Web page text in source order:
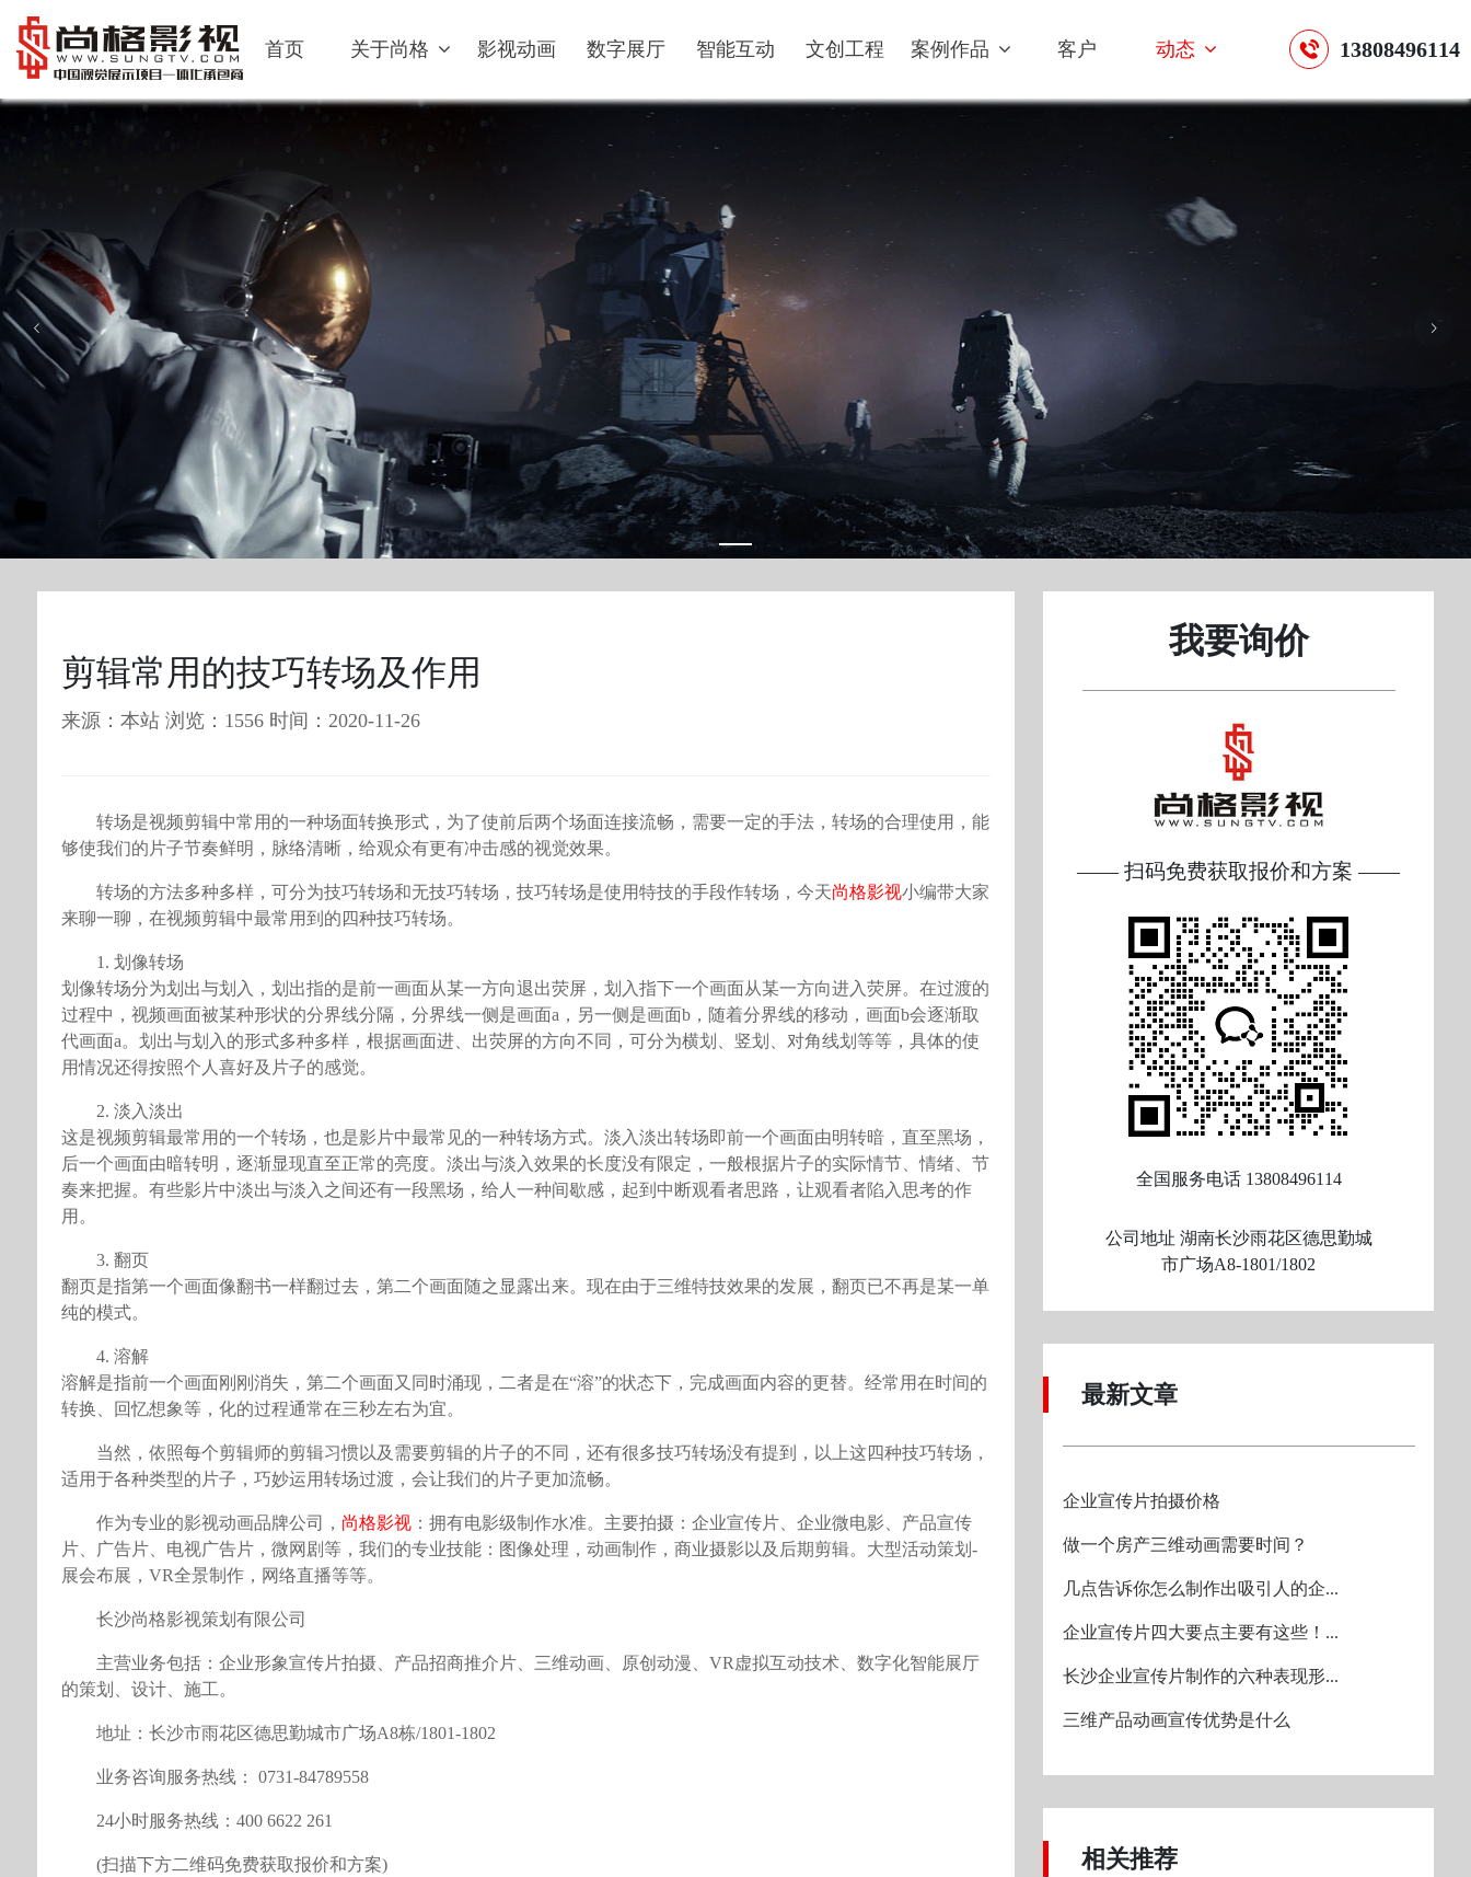
首页 关于尚格 影视动画 数字展厅 智能互动 文创工程 案例作品 客户 动态 13808496114
剪辑常用的技巧转场及作用
来源：本站 浏览：1556 时间：2020-11-26
转场是视频剪辑中常用的一种场面转换形式，为了使前后两个场面连接流畅，需要一定的手法，转场的合理使用，能
够使我们的片子节奏鲜明，脉络清晰，给观众有更有冲击感的视觉效果。
转场的方法多种多样，可分为技巧转场和无技巧转场，技巧转场是使用特技的手段作转场，今天尚格影视小编带大家
来聊一聊，在视频剪辑中最常用到的四种技巧转场。
1. 划像转场
划像转场分为划出与划入，划出指的是前一画面从某一方向退出荧屏，划入指下一个画面从某一方向进入荧屏。在过渡的
过程中，视频画面被某种形状的分界线分隔，分界线一侧是画面a，另一侧是画面b，随着分界线的移动，画面b会逐渐取
代画面a。划出与划入的形式多种多样，根据画面进、出荧屏的方向不同，可分为横划、竖划、对角线划等等，具体的使
用情况还得按照个人喜好及片子的感觉。
2. 淡入淡出
这是视频剪辑最常用的一个转场，也是影片中最常见的一种转场方式。淡入淡出转场即前一个画面由明转暗，直至黑场，
后一个画面由暗转明，逐渐显现直至正常的亮度。淡出与淡入效果的长度没有限定，一般根据片子的实际情节、情绪、节
奏来把握。有些影片中淡出与淡入之间还有一段黑场，给人一种间歇感，起到中断观看者思路，让观看者陷入思考的作
用。
3. 翻页
翻页是指第一个画面像翻书一样翻过去，第二个画面随之显露出来。现在由于三维特技效果的发展，翻页已不再是某一单
纯的模式。
4. 溶解
溶解是指前一个画面刚刚消失，第二个画面又同时涌现，二者是在“溶”的状态下，完成画面内容的更替。经常用在时间的
转换、回忆想象等，化的过程通常在三秒左右为宜。
当然，依照每个剪辑师的剪辑习惯以及需要剪辑的片子的不同，还有很多技巧转场没有提到，以上这四种技巧转场，
适用于各种类型的片子，巧妙运用转场过渡，会让我们的片子更加流畅。
作为专业的影视动画品牌公司， 尚格影视：拥有电影级制作水准。主要拍摄：企业宣传片、企业微电影、产品宣传
片、广告片、电视广告片，微网剧等，我们的专业技能：图像处理，动画制作，商业摄影以及后期剪辑。大型活动策划-
展会布展，VR全景制作，网络直播等等。
长沙尚格影视策划有限公司
主营业务包括：企业形象宣传片拍摄、产品招商推介片、三维动画、原创动漫、VR虚拟互动技术、数字化智能展厅
的策划、设计、施工。
地址：长沙市雨花区德思勤城市广场A8栋/1801-1802
业务咨询服务热线： 0731-84789558
24小时服务热线：400 6622 261
(扫描下方二维码免费获取报价和方案)
我要询价
—— 扫码免费获取报价和方案 ——
全国服务电话 13808496114
公司地址 湖南长沙雨花区德思勤城
市广场A8-1801/1802
最新文章
企业宣传片拍摄价格
做一个房产三维动画需要时间？
几点告诉你怎么制作出吸引人的企...
企业宣传片四大要点主要有这些！...
长沙企业宣传片制作的六种表现形...
三维产品动画宣传优势是什么
相关推荐